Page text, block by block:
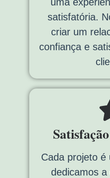
satisfatória.
criar um
confiança e
Cada projeto é
dedicamos